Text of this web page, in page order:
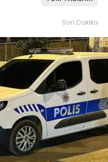
Son Dakika